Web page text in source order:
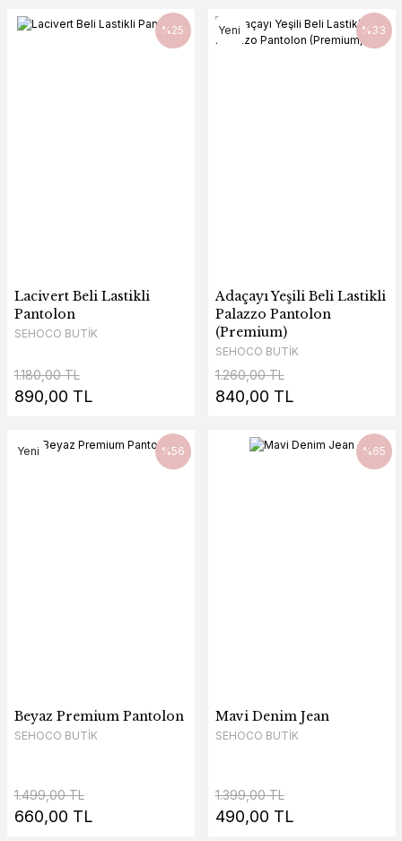
%25
Lacivert Beli Lastikli
Pantolon
SEHOCO BUTİK
1.180,00 TL
890,00 TL
%33
Yeni
Adaçayı Yeşili Beli Lastikli
Palazzo Pantolon
(Premium)
SEHOCO BUTİK
1.260,00 TL
840,00 TL
%56
Yeni
Beyaz Premium Pantolon
SEHOCO BUTİK
1.499,00 TL
660,00 TL
%65
Mavi Denim Jean
SEHOCO BUTİK
1.399,00 TL
490,00 TL